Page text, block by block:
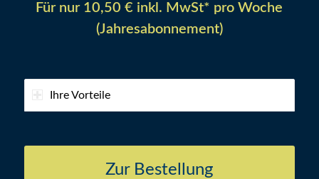
Für nur 10,50 € inkl. MwSt* pro Woche
(Jahresabonnement)
Ihre Vorteile
Zur Bestellung